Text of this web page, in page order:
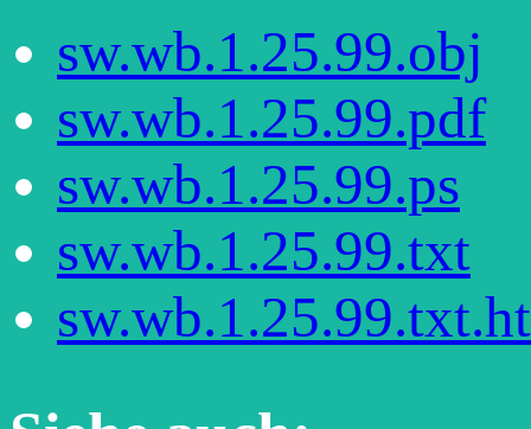
sw.wb.1.25.99.obj
sw.wb.1.25.99.pdf
sw.wb.1.25.99.ps
sw.wb.1.25.99.txt